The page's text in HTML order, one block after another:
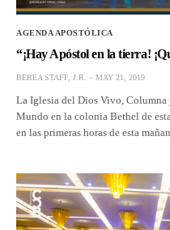
AGENDA APOSTÓLICA
“¡Hay Apóstol en la tierra!
BEREA STAFF, J.R. MAY 21, 2019
La Iglesia del Dios Vivo,
Mundo en la colonia Bethel de
en las primeras horas de esta